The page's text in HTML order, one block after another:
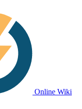
Online Wiki